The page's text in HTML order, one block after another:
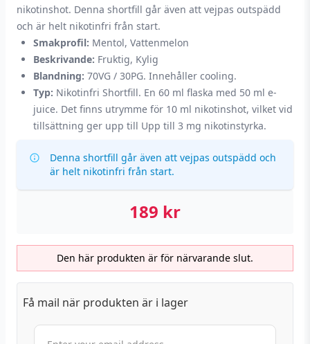
nikotinshot. Denna shortfill går även att vejpas outspädd
och är helt nikotinfri från start.
Smakprofil: Mentol, Vattenmelon
Beskrivande: Fruktig, Kylig
Blandning: 70VG / 30PG. Innehåller cooling.
Typ: Nikotinfri Shortfill. En 60 ml flaska med 50 ml e-
juice. Det finns utrymme för 10 ml nikotinshot, vilket vid
tillsättning ger upp till Upp till 3 mg nikotinstyrka.
Denna shortfill går även att vejpas outspädd och
är helt nikotinfri från start.
189 kr
Den här produkten är för närvarande slut.
Få mail när produkten är i lager